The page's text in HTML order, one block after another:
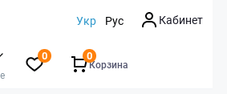
Укр Рус Кабинет
0
Корзина
0